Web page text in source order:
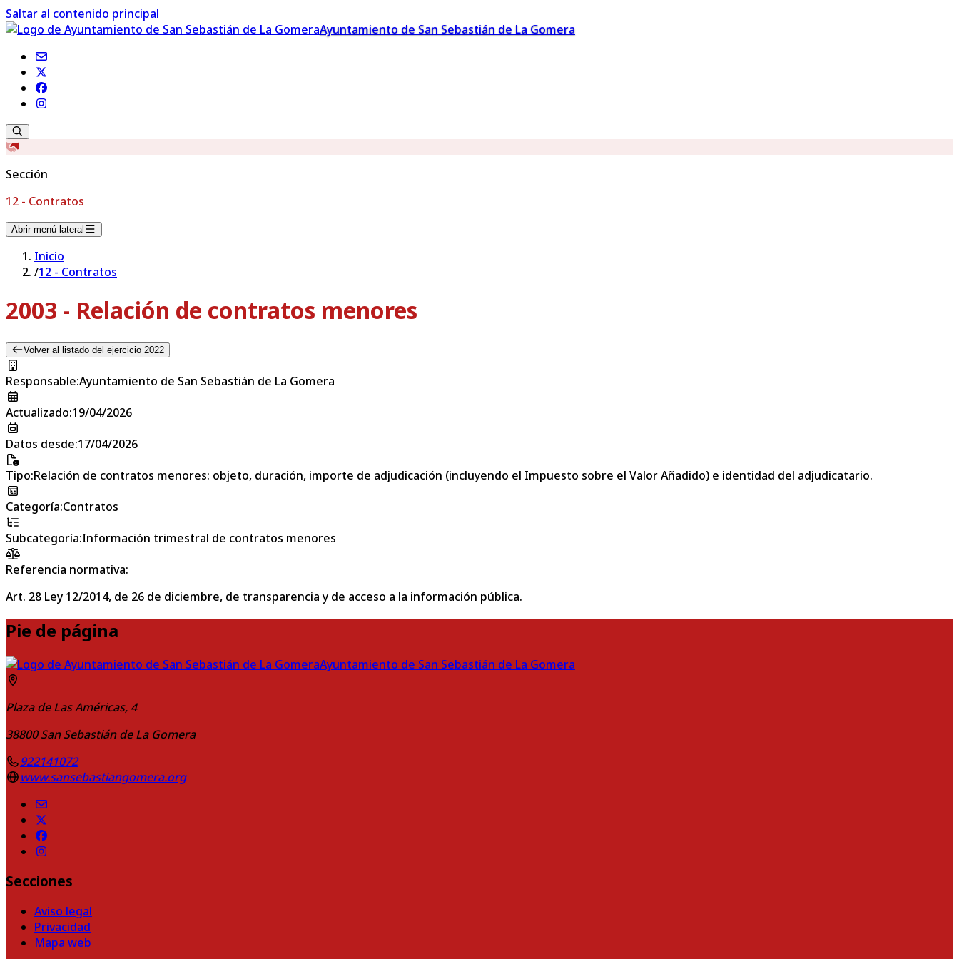
Saltar al contenido principal
Ayuntamiento de San Sebastián de La Gomera
Sección
12 - Contratos
Abrir menú lateral
Inicio
/12 - Contratos
2003 - Relación de contratos menores
Volver al listado del ejercicio 2022
Responsable:Ayuntamiento de San Sebastián de La Gomera
Actualizado:19/04/2026
Datos desde:17/04/2026
Tipo:Relación de contratos menores: objeto, duración, importe de adjudicación (incluyendo el Impuesto sobre el Valor Añadido) e identidad del adjudicatario.
Categoría:Contratos
Subcategoría:Información trimestral de contratos menores
Referencia normativa:
Art. 28 Ley 12/2014, de 26 de diciembre, de transparencia y de acceso a la información pública.
Pie de página
Ayuntamiento de San Sebastián de La Gomera
Plaza de Las Américas, 4
38800 San Sebastián de La Gomera
922141072
www.sansebastiangomera.org
Secciones
Aviso legal
Privacidad
Mapa web